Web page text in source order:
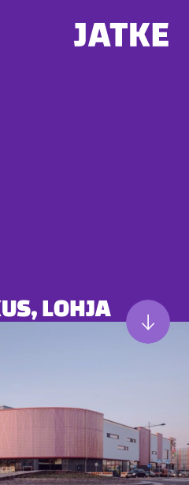
LOHJA